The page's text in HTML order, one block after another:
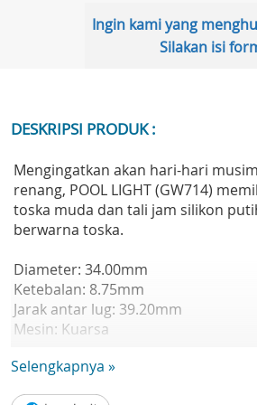
Ingin kami yang
Silakan isi
DESKRIPSI PRODUK :
Mengingatkan akan hari-hari
renang, POOL LIGHT (GW714)
toska muda dan tali jam silikon
berwarna toska.
Diameter: 34.00mm
Ketebalan: 8.75mm
Jarak antar lug: 39.20mm
Mesin: Kuarsa
Bahan Tali: Tekstil/Silikon
Selengkapnya »